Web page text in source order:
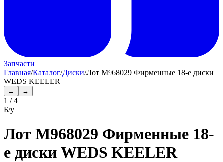
Запчасти
Главная/Каталог/Диски/Лот M968029 Фирменные 18-е диски
WEDS KEELER
← →
1 /4
Б/у
Лот M968029 Фирменные 18-
е диски WEDS KEELER